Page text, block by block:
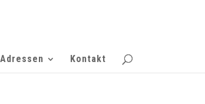
Adressen Kontakt